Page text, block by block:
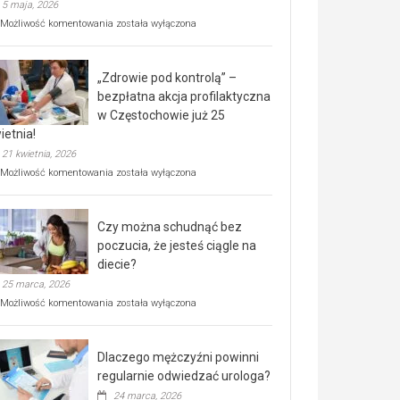
5 maja, 2026
Możliwość komentowania Rusza
rehabilitacji
dla
seniorów!
została wyłączona
„Zdrowie pod kontrolą” –
bezpłatna akcja profilaktyczna
w Częstochowie już 25
21 kwietnia, 2026
Możliwość komentowania „Zdrowie
bezpłatna
akcja
profilaktyczna
w
już
kwietnia!
została wyłączona
Czy można schudnąć bez
poczucia, że jesteś ciągle na
diecie?
25 marca, 2026
Możliwość komentowania Czy
poczucia,
że
została wyłączona
Dlaczego mężczyźni powinni
regularnie odwiedzać urologa?
24 marca, 2026